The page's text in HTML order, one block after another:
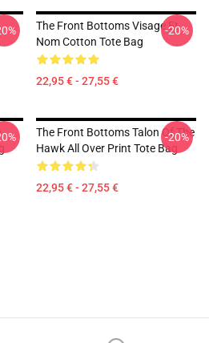
The Front Bottoms Visage Et
Nom Cotton Tote Bag
22,95 € - 27,55 €
-20%
The Front Bottoms Talon Of The
Hawk All Over Print Tote Bag
22,95 € - 27,55 €
-20%